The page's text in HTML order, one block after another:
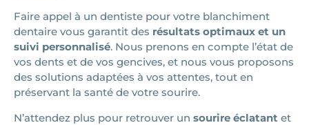
Faire appel à un dentiste pour votre blanchiment
dentaire vous garantit des résultats optimaux et un
suivi personnalisé. Nous prenons en compte l’état de
vos dents et de vos gencives, et nous vous proposons
des solutions adaptées à vos attentes, tout en
préservant la santé de votre sourire.
N’attendez plus pour retrouver un sourire éclatant et